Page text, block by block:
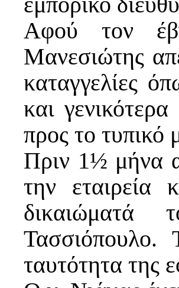
Αφού τον
Μανεσιώτης
καταγγελίες
και
προς το τυπικό
Πριν 1½ μήνα
την εταιρεία
Τασσιόπουλο.
ταυτότητα της